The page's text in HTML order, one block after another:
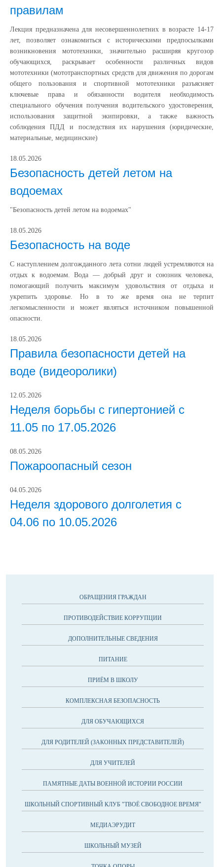
правилам
Лекция предназначена для несовершеннолетних в возрасте 14-17
лет, позволяет ознакомиться с историческими предпосылками
возникновения мототехники, значительно расширяя кругозор
обучающихся, раскрывает особенности различных видов
мототехники (мототранспортных средств для движения по дорогам
общего пользования и спортивной мототехники разъясняет
ключевые права и обязанности водителя необходимость
специального обучения получения водительского удостоверения,
использования защитной экипировки, а также важность
соблюдения ПДД и последствия их нарушения (юридические,
материальные, медицинские)
18.05.2026
Безопасность детей летом на
водоемах
"Безопасность детей летом на водоемах"
18.05.2026
Безопасность на воде
С наступлением долгожданного лета сотни людей устремляются на
отдых к водоемам. Вода — добрый друг и союзник человека,
помогающий получить максимум удовольствия от отдыха и
укрепить здоровье. Но в то же время она не терпит
легкомысленности и может являться источником повышенной
опасности.
18.05.2026
Правила безопасности детей на
воде (видеоролики)
12.05.2026
Неделя борьбы с гипертонией с
11.05 по 17.05.2026
08.05.2026
Пожароопасный сезон
04.05.2026
Неделя здорового долголетия с
04.06 по 10.05.2026
ОБРАЩЕНИЯ ГРАЖДАН
ПРОТИВОДЕЙСТВИЕ КОРРУПЦИИ
ДОПОЛНИТЕЛЬНЫЕ СВЕДЕНИЯ
ПИТАНИЕ
ПРИЁМ В ШКОЛУ
КОМПЛЕКСНАЯ БЕЗОПАСНОСТЬ
ДЛЯ ОБУЧАЮЩИХСЯ
ДЛЯ РОДИТЕЛЕЙ (ЗАКОННЫХ ПРЕДСТАВИТЕЛЕЙ)
ДЛЯ УЧИТЕЛЕЙ
ПАМЯТНЫЕ ДАТЫ ВОЕННОЙ ИСТОРИИ РОССИИ
ШКОЛЬНЫЙ СПОРТИВНЫЙ КЛУБ "ТВОЁ СВОБОДНОЕ ВРЕМЯ"
МЕДИАЭРУДИТ
ШКОЛЬНЫЙ МУЗЕЙ